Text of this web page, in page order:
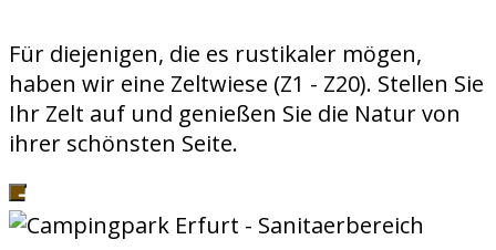
Für diejenigen, die es rustikaler mögen,
haben wir eine Zeltwiese (Z1 - Z20). Stellen Sie
Ihr Zelt auf und genießen Sie die Natur von
ihrer schönsten Seite.